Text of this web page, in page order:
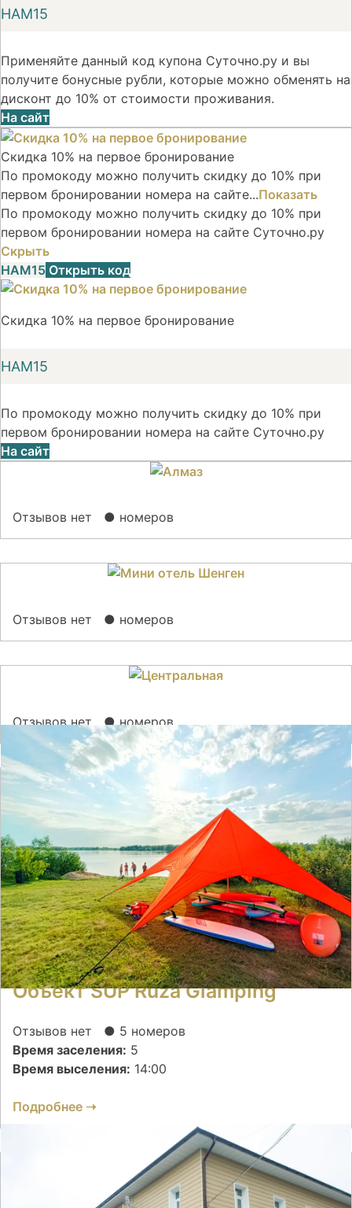
НАМ15
Применяйте данный код купона Суточно.ру и вы
получите бонусные рубли, которые можно обменять на
дисконт до 10% от стоимости проживания.
На сайт
Скидка 10% на первое бронирование
По промокоду можно получить скидку до 10% при
первом бронировании номера на сайте...Показать
По промокоду можно получить скидку до 10% при
первом бронировании номера на сайте Суточно.ру
Скрыть
НАМ15 Открыть код
Скидка 10% на первое бронирование
НАМ15
По промокоду можно получить скидку до 10% при
первом бронировании номера на сайте Суточно.ру
На сайт
Отзывов нет ● номеров
Отзывов нет ● номеров
Отзывов нет ● номеров
Объект SUP Ruza Glamping
Отзывов нет
● 5 номеров
Время заселения: 5
Время выселения: 14:00
Подробнее ➝